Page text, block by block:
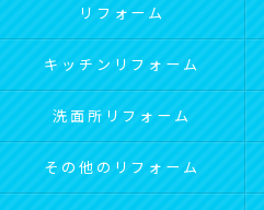
リフォーム
キッチンリフォーム
洗面所リフォーム
その他のリフォーム